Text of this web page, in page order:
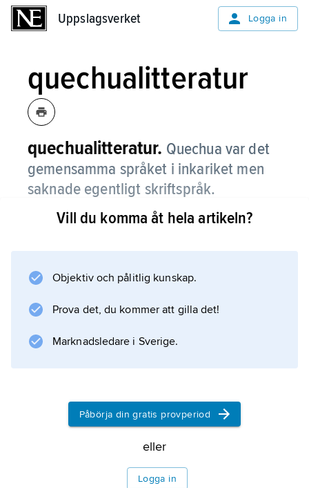
Uppslagsverket Logga in
quechualitteratur
quechualitteratur. Quechua var det
gemensamma språket i inkariket men
saknade egentligt skriftspråk.
Litteraturen fördes vidare muntligen och
krig och jordbruk. Inom teatern är det
anses vara av förspanskt ursprung. Under
1900-talet nedtecknade och översatte bland
andra
förspanska tiden.
Information om artikeln
Vill du komma åt hela artikeln?
Objektiv och pålitlig kunskap.
Prova det, du kommer att gilla det!
Marknadsledare i Sverige.
Påbörja din gratis provperiod
eller
Logga in